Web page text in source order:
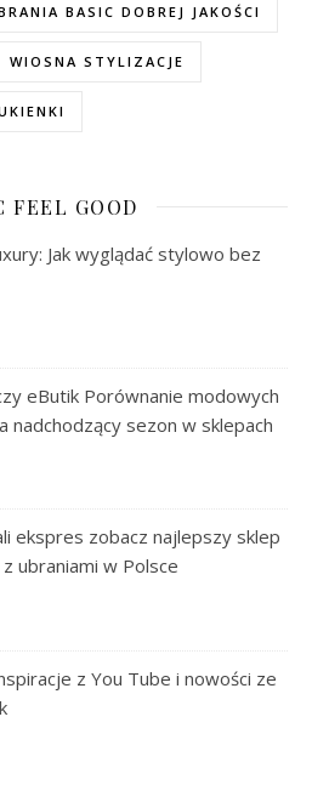
BASIC DOBREJ JAKOŚCI
WIOSNA STYLIZACJE
FEEL GOOD
Jak wyglądać stylowo bez
eButik Porównanie modowych
nadchodzący sezon w sklepach
ekspres zobacz najlepszy sklep
ubraniami w Polsce
z You Tube i nowości ze